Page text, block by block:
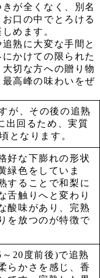
が全くなく、別名
口の中でとろける
めます。
熟に大変な手間と
かけての限られた
切な方への贈り物
高峰の味わいをぜ
が、その後の追熟
出回るため、実質
となります。
好な下膨れの形状
緑色をしていま
することで和梨に
舌触りへと変わり
酸味があり、完熟
を放つのが特徴で
20度前後)で追熟
らかさを感じ、香